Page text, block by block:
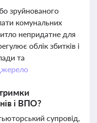
зруйнованого
комунальних
непридатне для
облік збитків і
та
і ВПО?
супровід,